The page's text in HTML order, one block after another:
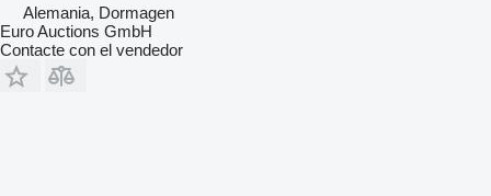
Alemania, Dormagen
Euro Auctions GmbH
Contacte con el vendedor